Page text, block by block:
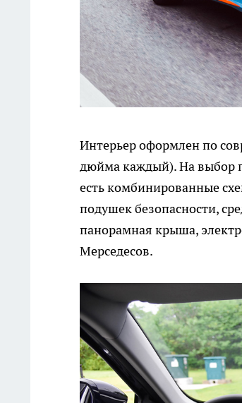
Интерьер оформлен по
дюйма каждый). На выбор
есть комбинированные
подушек безопасности,
панорамная крыша,
Мерседесов.